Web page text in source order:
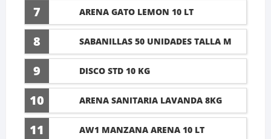
7 ARENA GATO LEMON 10 LT
8 SABANILLAS 50 UNIDADES TALLA M
9 DISCO STD 10 KG
10 ARENA SANITARIA LAVANDA 8KG
11 AW1 MANZANA ARENA 10 LT